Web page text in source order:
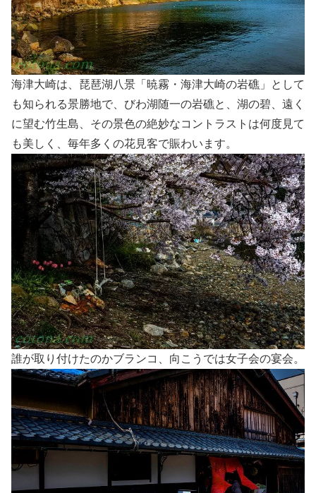
海津大崎は、琵琶湖八景「暁霧・海津大崎の岩礁」として
も知られる景勝地で、びわ湖随一の岩礁と、湖の碧、遠く
に望む竹生島、その景色の絶妙なコントラストは何度見て
も美しく、毎年多くの花見客で賑わいます。
誰が取り付けたのかブランコ、向こうでは女子会の宴会。